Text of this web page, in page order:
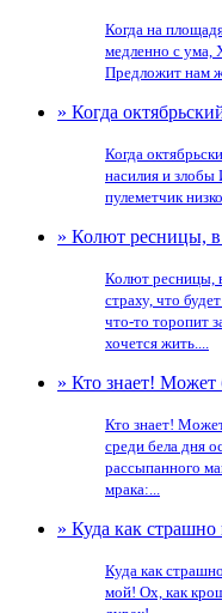
Когда на
медленно с ума,
Предложит нам
» Когда
Когда
насилия и
пулеметчик
» Колют ресницы, в
Колют ресницы,
страху, что
что-то торопит
хочется жить....
» Кто знает! Может
Кто знает!
среди бела дня
рассыпанного
мрака:...
» Куда как страшно
Куда как
мой! Ох, как